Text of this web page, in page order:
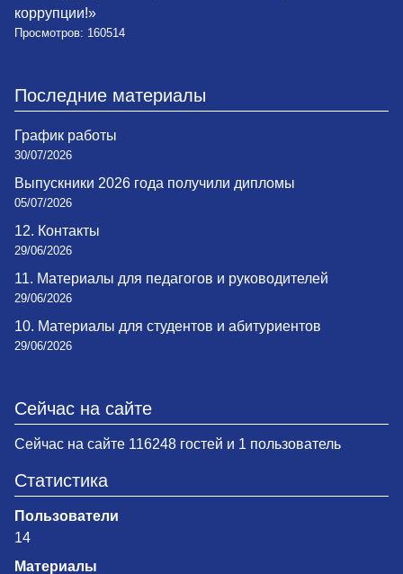
коррупции!»
Просмотров: 160514
Последние материалы
График работы
30/07/2026
Выпускники 2026 года получили дипломы
05/07/2026
12. Контакты
29/06/2026
11. Материалы для педагогов и руководителей
29/06/2026
10. Материалы для студентов и абитуриентов
29/06/2026
Сейчас на сайте
Сейчас на сайте 116248 гостей и 1 пользователь
Статистика
Пользователи
14
Материалы